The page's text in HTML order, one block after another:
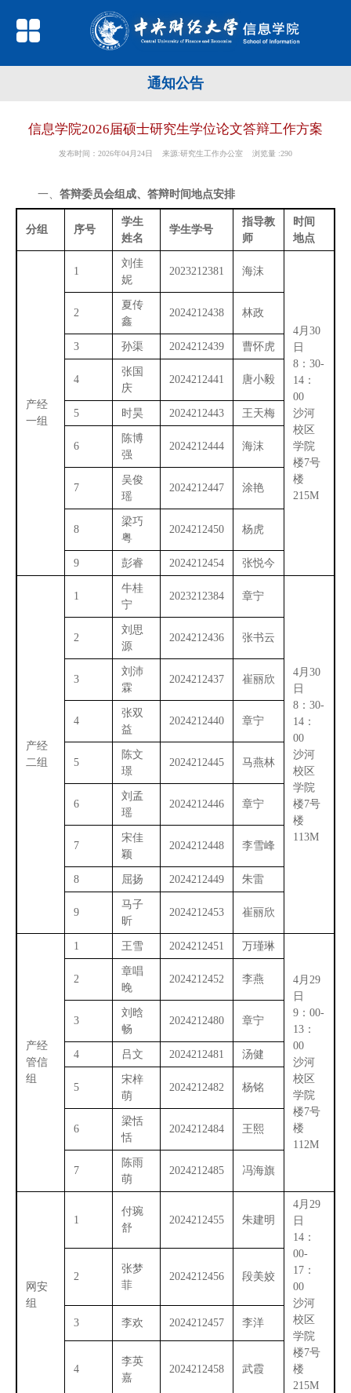
通知公告
信息学院2026届硕士研究生学位论文答辩工作方案
发布时间：2026年04月24日 来源:研究生工作办公室 浏览量 :290
一、 答辩委员会组成、答辩时间地点安排
分组 序号
学生
姓名
学生学号
指导教
师
时间
地点
产经
一组
1
刘佳
妮
2023212381 海沫
4月30
日
8：30-
14：
00
沙河
校区
学院
楼7号
楼
215M
2
夏传
鑫
2024212438 林政
3 孙渠 2024212439 曹怀虎
4
张国
庆
2024212441 唐小毅
5 时昊 2024212443 王天梅
6
陈博
强
2024212444 海沫
7
吴俊
瑶
2024212447 涂艳
8
梁巧
粤
2024212450 杨虎
9 彭睿 2024212454 张悦今
产经
二组
1
牛桂
宁
2023212384 章宁
4月30
日
8：30-
14：
00
沙河
校区
学院
楼7号
楼
113M
2
刘思
源
2024212436 张书云
3
刘沛
霖
2024212437 崔丽欣
4
张双
益
2024212440 章宁
5
陈文
璟
2024212445 马燕林
6
刘孟
瑶
2024212446 章宁
7
宋佳
颖
2024212448 李雪峰
8 屈扬 2024212449 朱雷
9
马子
昕
2024212453 崔丽欣
产经
管信
组
1 王雪 2024212451 万瑾琳
4月29
日
9：00-
13：
00
沙河
校区
学院
楼7号
楼
112M
2
章唱
晚
2024212452 李燕
3
刘晗
畅
2024212480 章宁
4 吕文 2024212481 汤健
5
宋梓
萌
2024212482 杨铭
6
梁恬
恬
2024212484 王熙
7
陈雨
萌
2024212485 冯海旗
网安
组
1
付琬
舒
2024212455 朱建明
4月29
日
14：
00-
17：
00
沙河
校区
学院
楼7号
楼
215M
2
张梦
菲
2024212456 段美姣
3 李欢 2024212457 李洋
4
李英
嘉
2024212458 武霞